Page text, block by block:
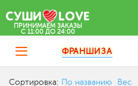
ПРИНИМАЕМ ЗАКАЗЫ
C 11:00 ДО 24:00
ФРАНШИЗА
Сортировка: По названию Вес